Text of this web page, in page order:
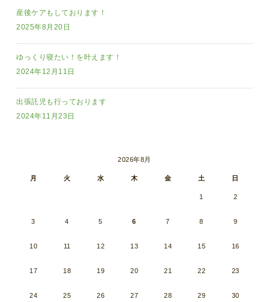
産後ケアもしております！
2025年8月20日
ゆっくり寝たい！を叶えます！
2024年12月11日
出張託児も行っております
2024年11月23日
2026年8月
月 火 水 木 金 土 日
1 2
3 4 5 6 7 8 9
10 11 12 13 14 15 16
17 18 19 20 21 22 23
24 25 26 27 28 29 30